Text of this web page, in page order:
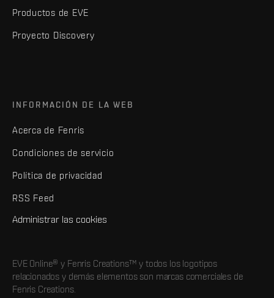
Productos de EVE
Proyecto Discovery
INFORMACIÓN DE LA WEB
Acerca de Fenris
Condiciones de servicio
Política de privacidad
RSS Feed
Administrar las cookies
EVE Online® y Fenris Creations™ y todos los logotipos
relacionados y demás elementos son marcas comerciales de
Fenris Creations.